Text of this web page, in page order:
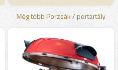
Még több Porzsák / portartály